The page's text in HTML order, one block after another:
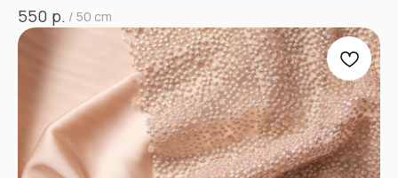
550 р. / 50 cm